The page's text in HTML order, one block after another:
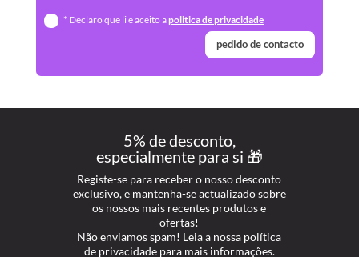
* Declaro que li e aceito apolitica de privacidade
pedido de contacto
5% de desconto,
especialmente para si 🎁
Registe-se para receber o nosso desconto
exclusivo, e mantenha-se actualizado sobre
os nossos mais recentes produtos e
ofertas!
Não enviamos spam! Leia a nossa política
de privacidade para mais informações.